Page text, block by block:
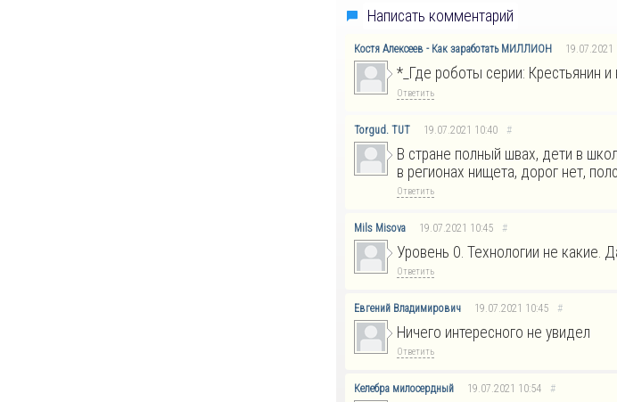
Написать комментарий
Костя Алексеев - Как заработать МИЛЛИОН 19.07.2021
*_Где роботы серии: Крестьянин
Ответить
Torgud. TUT 19.07.2021 10:40 #
В стране полный швах, дети в
в регионах нищета, дорог нет,
Ответить
Mils Misova 19.07.2021 10:45 #
Уровень 0. Технологии не какие.
Ответить
Евгений Владимирович 19.07.2021 10:45 #
Ничего интересного не увидел
Ответить
Келебра милосердный 19.07.2021 10:54 #